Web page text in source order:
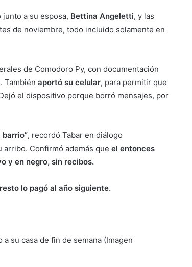
junto a su esposa, Bettina Angeletti, y las
de noviembre, todo incluido solamente en
de Comodoro Py, con documentación
También aportó su celular, para permitir que
el dispositivo porque borró mensajes, por
, recordó Tabar en diálogo
arribo. Confirmó además que el entonces
y en negro, sin recibos.
lo pagó al año siguiente.
su casa de fin de semana (Imagen